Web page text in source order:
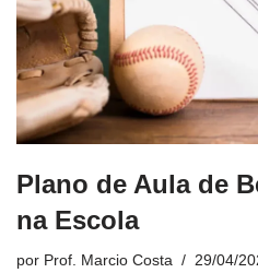
Plano de Aula de
na Escola
por Prof. Marcio Costa 29/04/